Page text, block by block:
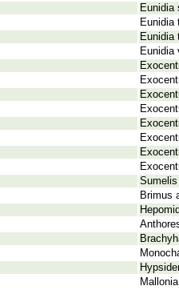
Eunidia
Eunidia
Eunidia
Eunidia
Brimus